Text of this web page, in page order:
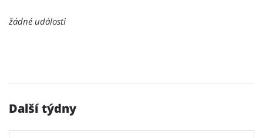
žádné události
Další týdny